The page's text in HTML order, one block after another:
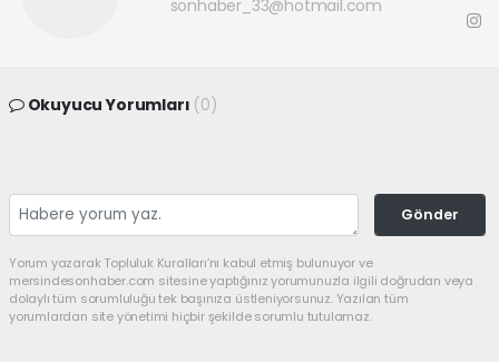
sonhaber_33@hotmail.com
Okuyucu Yorumları (0)
Gönder
Yorum yazarak Topluluk Kuralları’nı kabul etmiş bulunuyor ve
mersindesonhaber.com sitesine yaptığınız yorumunuzla ilgili doğrudan veya
dolaylı tüm sorumluluğu tek başınıza üstleniyorsunuz. Yazılan tüm
yorumlardan site yönetimi hiçbir şekilde sorumlu tutulamaz.